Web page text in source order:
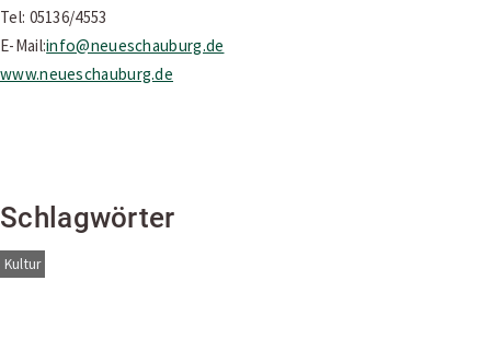
Tel: 05136/4553
E-Mail:info@neueschauburg.de
www.neueschauburg.de
Schlagwörter
Kultur